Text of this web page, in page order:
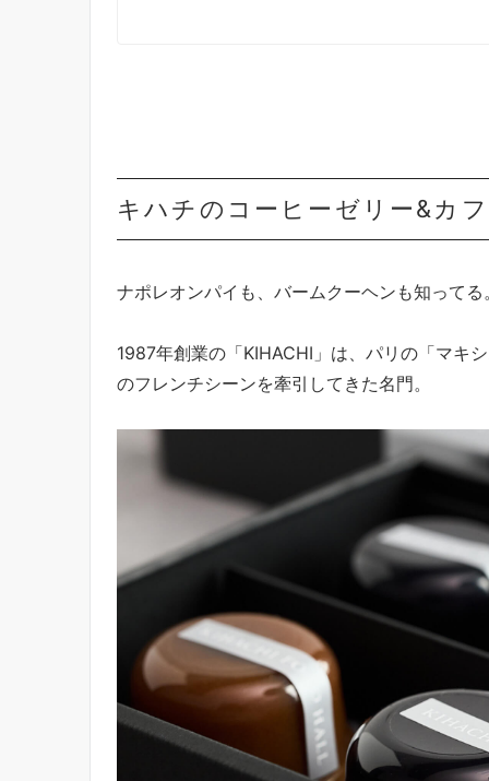
キハチのコーヒーゼリー&カ
ナポレオンパイも、バームクーヘンも知って
1987年創業の「KIHACHI」は、パリの「マキ
のフレンチシーンを牽引してきた名門。